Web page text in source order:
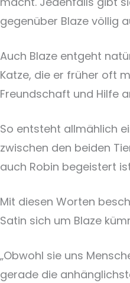
gegenüber Blaze völlig
Auch Blaze entgeht
Katze, die er früher oft
Freundschaft und Hilfe
So entsteht allmählich
zwischen den beiden
auch Robin begeistert
Mit diesen Worten
Satin sich um Blaze
„Obwohl sie uns
gerade die